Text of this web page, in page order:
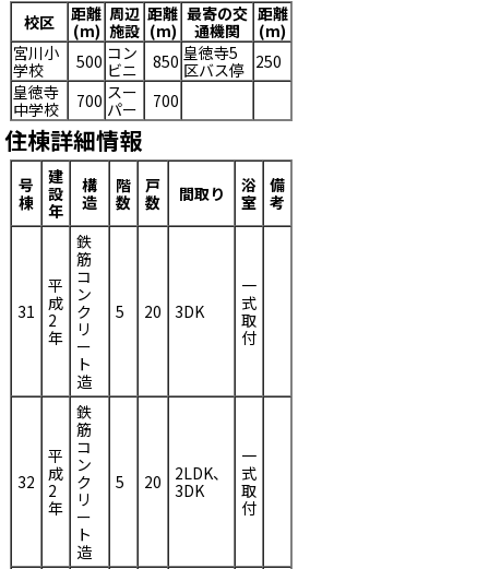
校区
距離
(m)
周辺
施設
距離
(m)
最寄の交
通機関
距離
(m)
宮川小
学校
500 コン
ビニ
850 皇徳寺5
区バス停 250
皇徳寺
中学校
700 スー
パー
700
住棟詳細情報
号
棟
建
設
年
構
造
階
数
戸
数
間取り
浴
室
備
考
31
平
成
2
年
鉄
筋
コ
ン
ク
リ
ー
ト
造
5 20 3DK
一
式
取
付
32
平
成
2
年
鉄
筋
コ
ン
ク
リ
ー
ト
造
5 20
2LDK、
3DK
一
式
取
付